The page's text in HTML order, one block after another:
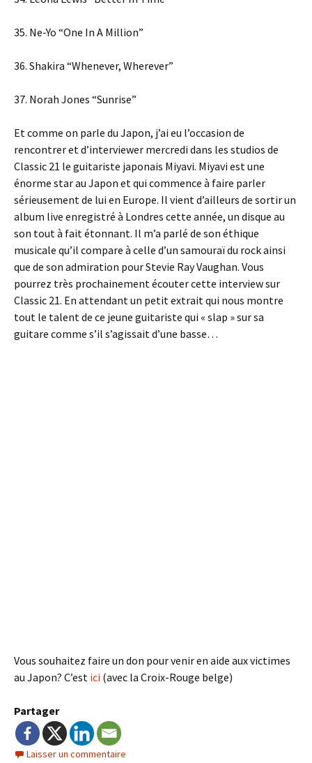
35. Ne-Yo “One In A Million”
36. Shakira “Whenever, Wherever”
37. Norah Jones “Sunrise”
Et comme on parle du Japon, j’ai eu l’occasion de
rencontrer et d’interviewer mercredi dans les studios de
Classic 21 le guitariste japonais Miyavi. Miyavi est une
énorme star au Japon et qui commence à faire parler
sérieusement de lui en Europe. Il vient d’ailleurs de sortir un
album live enregistré à Londres cette année, un disque au
son tout à fait étonnant. Il m’a parlé de son éthique
musicale qu’il compare à celle d’un samouraï du rock ainsi
que de son admiration pour Stevie Ray Vaughan. Vous
pourrez très prochainement écouter cette interview sur
Classic 21. En attendant un petit extrait qui nous montre
tout le talent de ce jeune guitariste qui « slap » sur sa
guitare comme s’il s’agissait d’une basse…
Vous souhaitez faire un don pour venir en aide aux victimes
au Japon? C’est ici (avec la Croix-Rouge belge)
Partager
Laisser un commentaire